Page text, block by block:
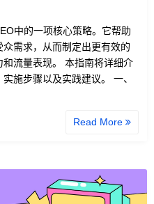
中的一项核心策略。它帮助
需求，从而制定出更有效的
流量表现。 本指南将详细介
施步骤以及实践建议。 一、
Read More